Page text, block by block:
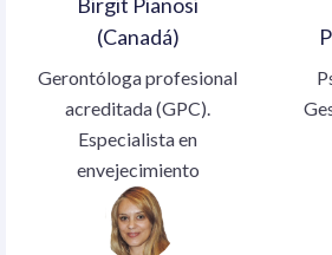
(Canadá)
Gerontóloga profesional
acreditada (GPC).
Especialista en
envejecimiento